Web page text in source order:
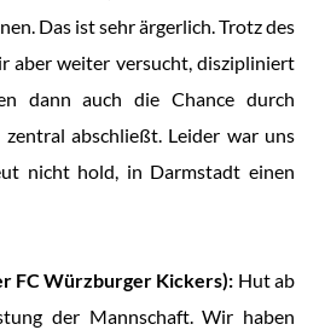
Das ist sehr ärgerlich. Trotz des
aber weiter versucht, diszipliniert
dann auch die Chance durch
zentral abschließt. Leider war uns
nicht hold, in Darmstadt einen
FC Würzburger Kickers): Hut ab
der Mannschaft. Wir haben